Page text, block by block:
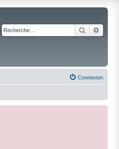
Rechercher
Connexion